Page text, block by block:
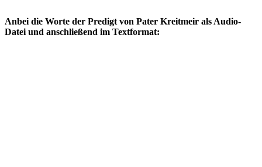
Anbei die Worte der Predigt von Pater Kreitmeir als Audio-
Datei und anschließend im Textformat: